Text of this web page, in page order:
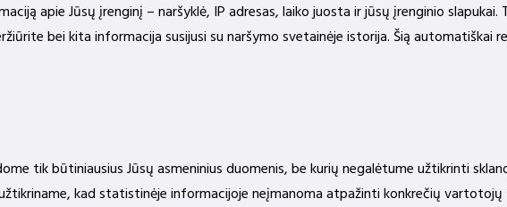
apie Jūsų įrenginį – naršyklė, IP adresas, laiko juosta ir jūsų įrenginio
bei kita informacija susijusi su naršymo svetainėje istorija. Šią automatiškai
tik būtiniausius Jūsų asmeninius duomenis, be kurių negalėtume užtikrinti
kad statistinėje informacijoje neįmanoma atpažinti konkrečių